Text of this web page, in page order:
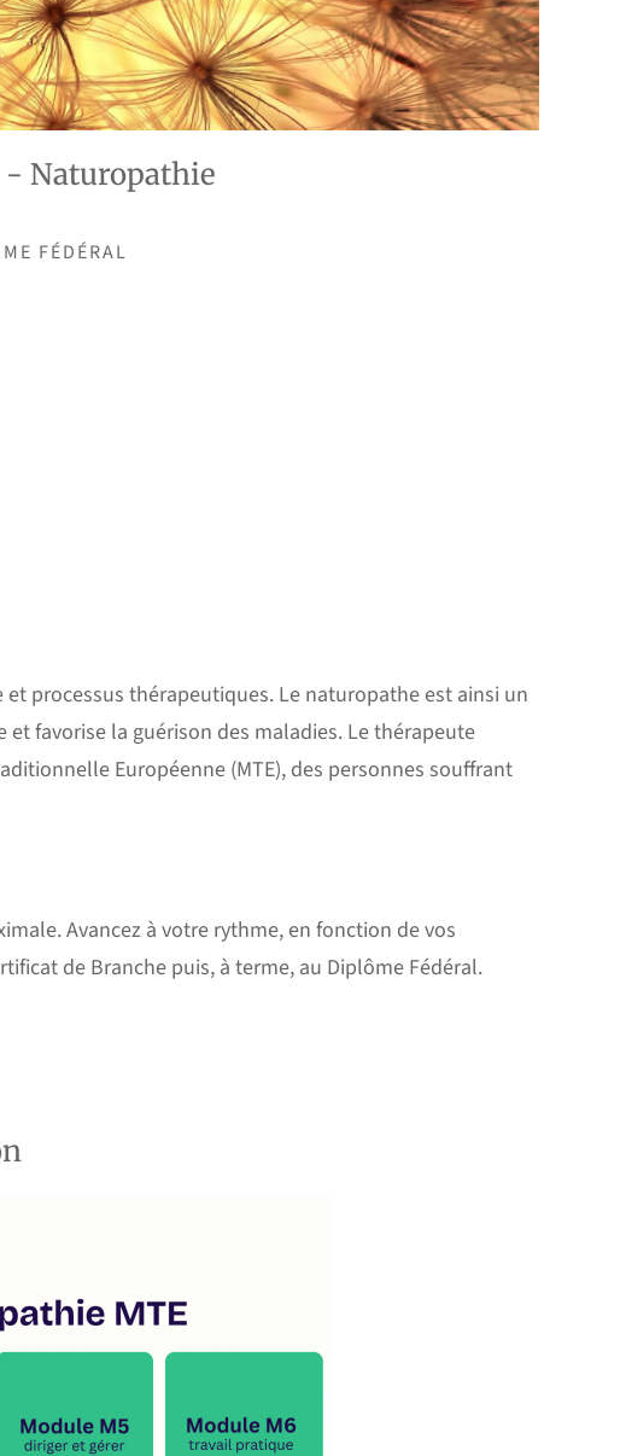
Naturopathie
FÉDÉRAL
processus thérapeutiques. Le naturopathe est ainsi un
favorise la guérison des maladies. Le thérapeute
Européenne (MTE), des personnes souffrant
Avancez à votre rythme, en fonction de vos
de Branche puis, à terme, au Diplôme Fédéral.